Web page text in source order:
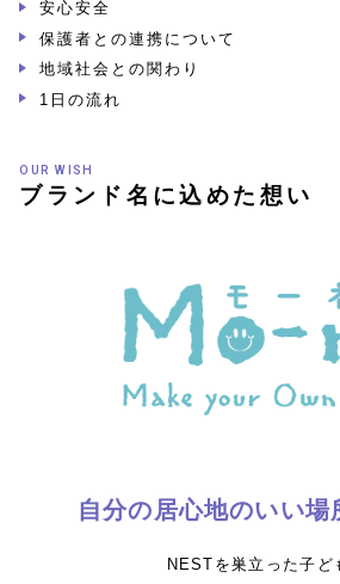
安心安全
保護者との連携について
地域社会との 関わり
1日の流れ
OUR WISH
ブランド名に込めた想い
自分の居心地のいい場
NESTを巣立った子ど